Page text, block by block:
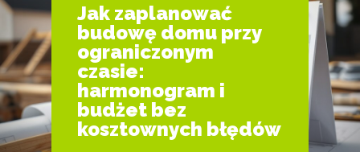
Jak zaplanować
budowę domu przy
ograniczonym
czasie:
harmonogram i
budżet bez
kosztownych błędów